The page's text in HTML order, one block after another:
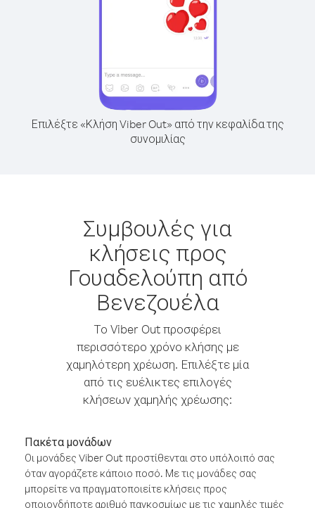
Επιλέξτε «Κλήση Viber Out» από την κεφαλίδα της
συνομιλίας
Συμβουλές για
κλήσεις προς
Γουαδελούπη από
Βενεζουέλα
Το Viber Out προσφέρει
περισσότερο χρόνο κλήσης με
χαμηλότερη χρέωση. Επιλέξτε μία
από τις ευέλικτες επιλογές
κλήσεων χαμηλής χρέωσης:
Πακέτα μονάδων
Οι μονάδες Viber Out προστίθενται στο υπόλοιπό σας
όταν αγοράζετε κάποιο ποσό. Με τις μονάδες σας
μπορείτε να πραγματοποιείτε κλήσεις προς
οποιονδήποτε αριθμό παγκοσμίως με τις χαμηλές τιμές